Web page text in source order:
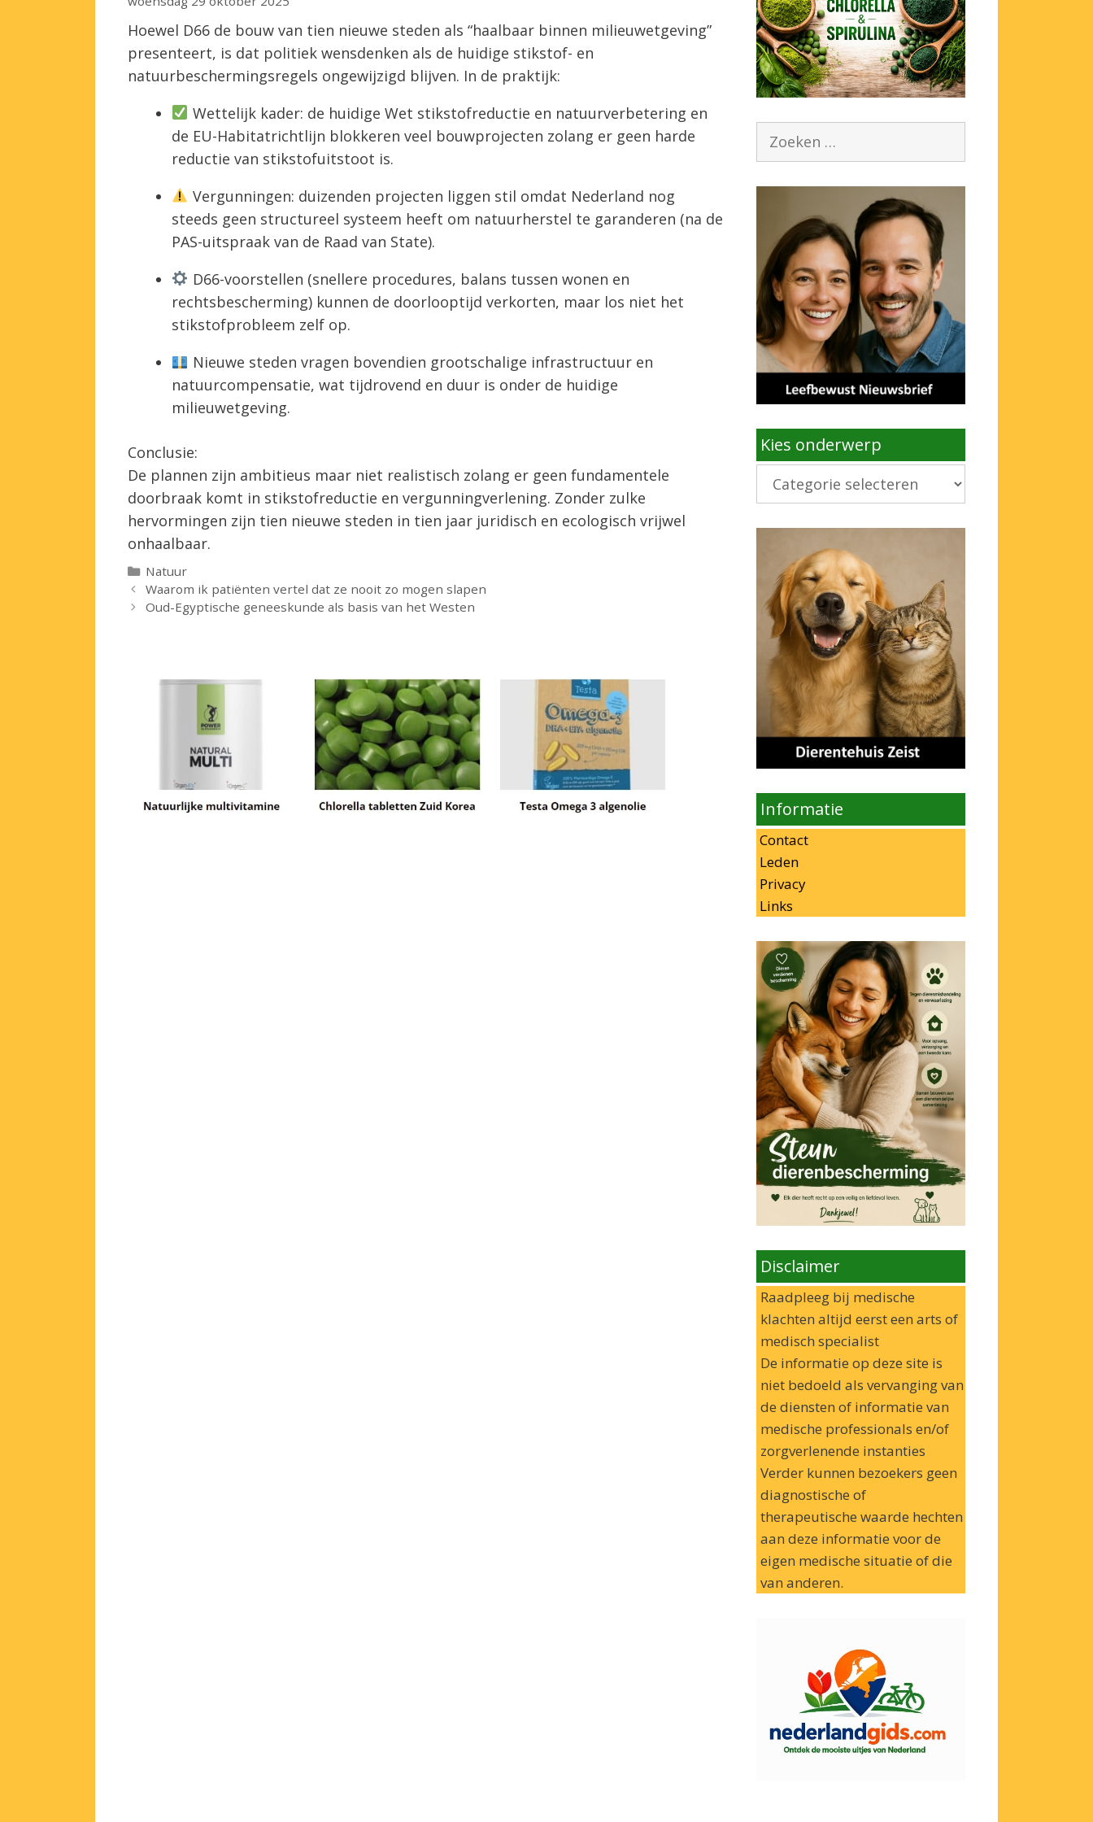
Hoewel D66 de bouw van tien nieuwe steden als “haalbaar binnen milieuwetgeving”
presenteert, is dat politiek wensdenken als de huidige stikstof- en
natuurbeschermingsregels ongewijzigd blijven. In de praktijk:
Wettelijk kader: de huidige Wet stikstofreductie en natuurverbetering en
de EU-Habitatrichtlijn blokkeren veel bouwprojecten zolang er geen harde
reductie van stikstofuitstoot is.
Vergunningen: duizenden projecten liggen stil omdat Nederland nog
steeds geen structureel systeem heeft om natuurherstel te garanderen (na de
PAS-uitspraak van de Raad van State).
D66-voorstellen (snellere procedures, balans tussen wonen en
rechtsbescherming) kunnen de doorlooptijd verkorten, maar los niet het
stikstofprobleem zelf op.
Nieuwe steden vragen bovendien grootschalige infrastructuur en
natuurcompensatie, wat tijdrovend en duur is onder de huidige
milieuwetgeving.
Conclusie:
De plannen zijn ambitieus maar niet realistisch zolang er geen fundamentele
doorbraak komt in stikstofreductie en vergunningverlening. Zonder zulke
hervormingen zijn tien nieuwe steden in tien jaar juridisch en ecologisch vrijwel
onhaalbaar.
Categorieën
Natuur
Waarom ik patiënten vertel dat ze nooit zo mogen slapen
Oud-Egyptische geneeskunde als basis van het Westen
Zoek
Kies onderwerp
Kies
onderwerp
Informatie
Contact
Leden
Privacy
Links
Disclaimer
Raadpleeg bij medische
klachten altijd eerst een arts of
medisch specialist
De informatie op deze site is
niet bedoeld als vervanging van
de diensten of informatie van
medische professionals en/of
zorgverlenende instanties
Verder kunnen bezoekers geen
diagnostische of
therapeutische waarde hechten
aan deze informatie voor de
eigen medische situatie of die
van anderen.